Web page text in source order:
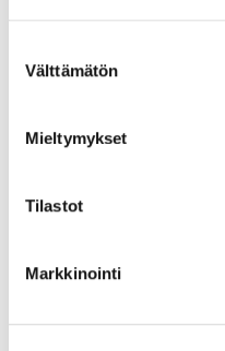
valinta
Välttämätön
Mieltymykset
Tilastot
Markkinointi
0.48€ /kpl (alv. 0%)